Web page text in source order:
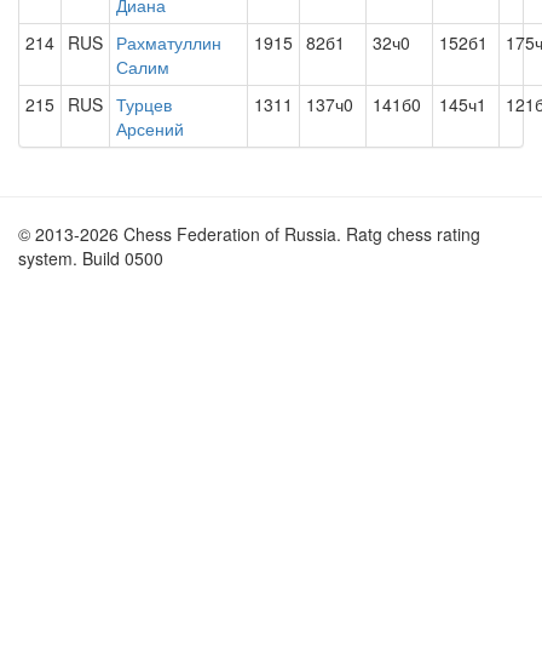
Диана
214 RUS Рахматуллин
Салим
1915 82б1 32ч0 152б1
215 RUS Турцев
Арсений
1311 137ч0 141б0 145ч1
© 2013-2026 Chess Federation of Russia. Ratg chess rating
system. Build 0500